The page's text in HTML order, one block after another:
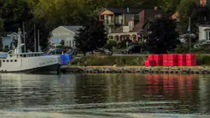
so šípkami nahor a nadol alebo